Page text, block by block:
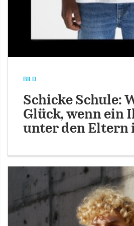
BILD
Schicke Schule:
Glück, wenn ein
unter den Eltern